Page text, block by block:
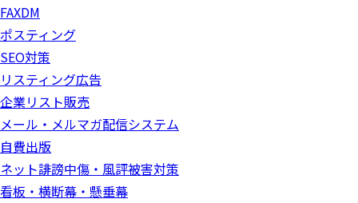
FAXDM
ポスティング
SEO対策
リスティング広告
企業リスト販売
メール・メルマガ配信システム
自費出版
ネット誹謗中傷・風評被害対策
看板・横断幕・懸垂幕